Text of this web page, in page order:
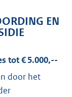
EN
tot € 5.000,--
door het